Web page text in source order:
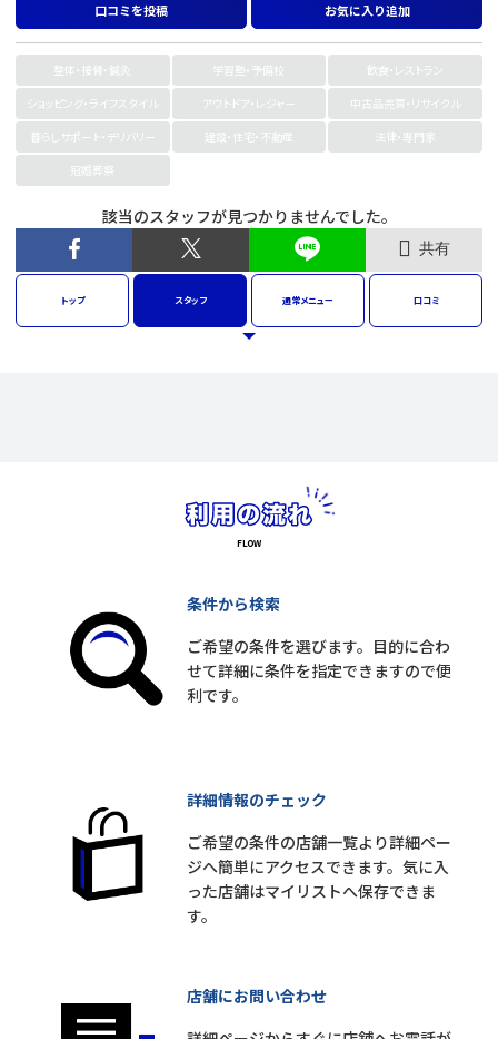
口コミを投稿 お気に入り追加
整体・接骨・鍼灸 学習塾・予備校
飲食・レストラン
ショッピング・ライフスタイル
アウトドア・レジャー
中古品売買・リサイクル
暮らしサポート・デリバリー
建設・住宅・不動産
法律・専門家
冠婚葬祭
該当のスタッフが見つかりませんでした。
共有
トップ スタッフ 通常メニュー 口コミ
条件から検索
ご希望の条件を選びます。目的に合わ
せて詳細に条件を指定できますので便
利です。
詳細情報のチェック
ご希望の条件の店舗一覧より詳細ペー
ジへ簡単にアクセスできます。気に入
った店舗はマイリストへ保存できま
す。
店舗にお問い合わせ